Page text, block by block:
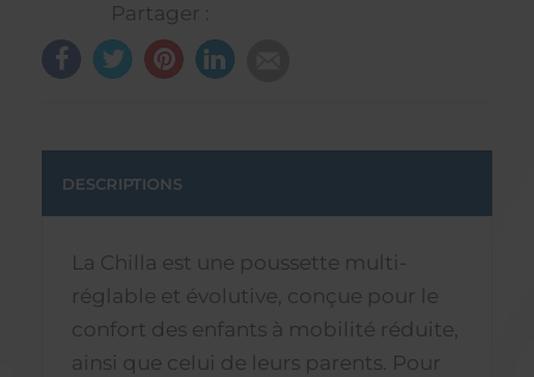
Partager :
DESCRIPTIONS
La Chilla est une poussette multi-
réglable et évolutive, conçue pour le
confort des enfants à mobilité réduite,
ainsi que celui de leurs parents. Pour